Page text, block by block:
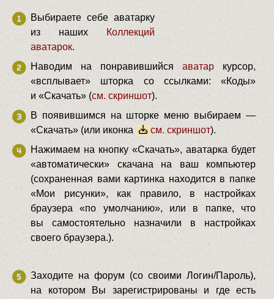
Выбираете себе аватарку
из наших
Коллекций
аватарок.
Наводим на понравившийся аватар курсор,
«всплывает» шторка со ссылками: «Коды»
и «Скачать» (см. скриншот).
В появившимся на шторке меню выбираем —
«Скачать» (или иконка
см. скриншот).
Нажимаем на кнопку «Скачать», аватарка будет
«автоматически» скачана на ваш компьютер
(сохраненная вами картинка находится в папке
«Мои рисунки», как правило, в настройках
браузера «по умолчанию», или в папке, что
вы самостоятельно назначили в настройках
своего браузера.).
Заходите на форум (со своими Логин/Пароль),
на котором Вы зарегистрированы и где есть